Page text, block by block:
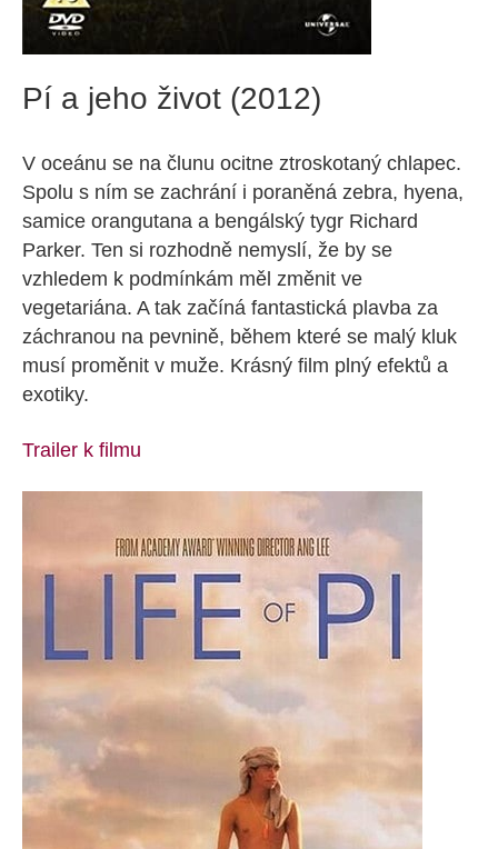
Pí a jeho život (2012)
V oceánu se na člunu ocitne ztroskotaný chlapec.
Spolu s ním se zachrání i poraněná zebra, hyena,
samice orangutana a bengálský tygr Richard
Parker. Ten si rozhodně nemyslí, že by se
vzhledem k podmínkám měl změnit ve
vegetariána. A tak začíná fantastická plavba za
záchranou na pevnině, během které se malý kluk
musí proměnit v muže. Krásný film plný efektů a
exotiky.
Trailer k filmu